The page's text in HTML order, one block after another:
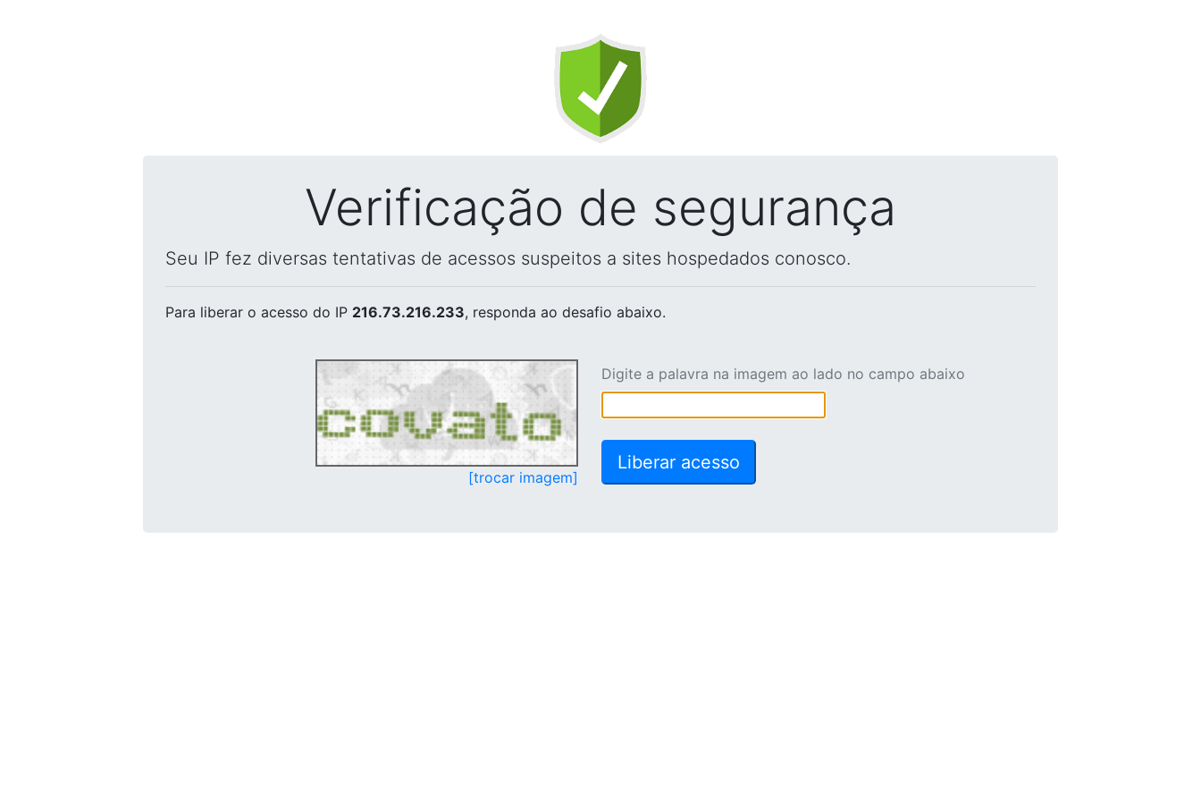
Verificação de segurança
Seu IP fez diversas tentativas de acessos suspeitos a sites hospedados conosco.
Para liberar o acesso do IP 216.73.216.233, responda ao desafio abaixo.
[trocar imagem]
Digite a palavra na imagem ao lado no campo abaixo